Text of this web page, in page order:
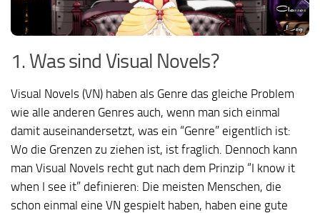
1. Was sind Visual Novels?
Visual Novels (VN) haben als Genre das gleiche Problem
wie alle anderen Genres auch, wenn man sich einmal
damit auseinandersetzt, was ein “Genre” eigentlich ist:
Wo die Grenzen zu ziehen ist, ist fraglich. Dennoch kann
man Visual Novels recht gut nach dem Prinzip “I know it
when I see it” definieren: Die meisten Menschen, die
schon einmal eine VN gespielt haben, haben eine gute